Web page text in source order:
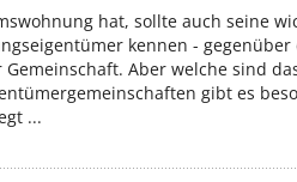
hat, sollte auch seine
kennen - gegenüber
Aber welche sind
gibt es
...